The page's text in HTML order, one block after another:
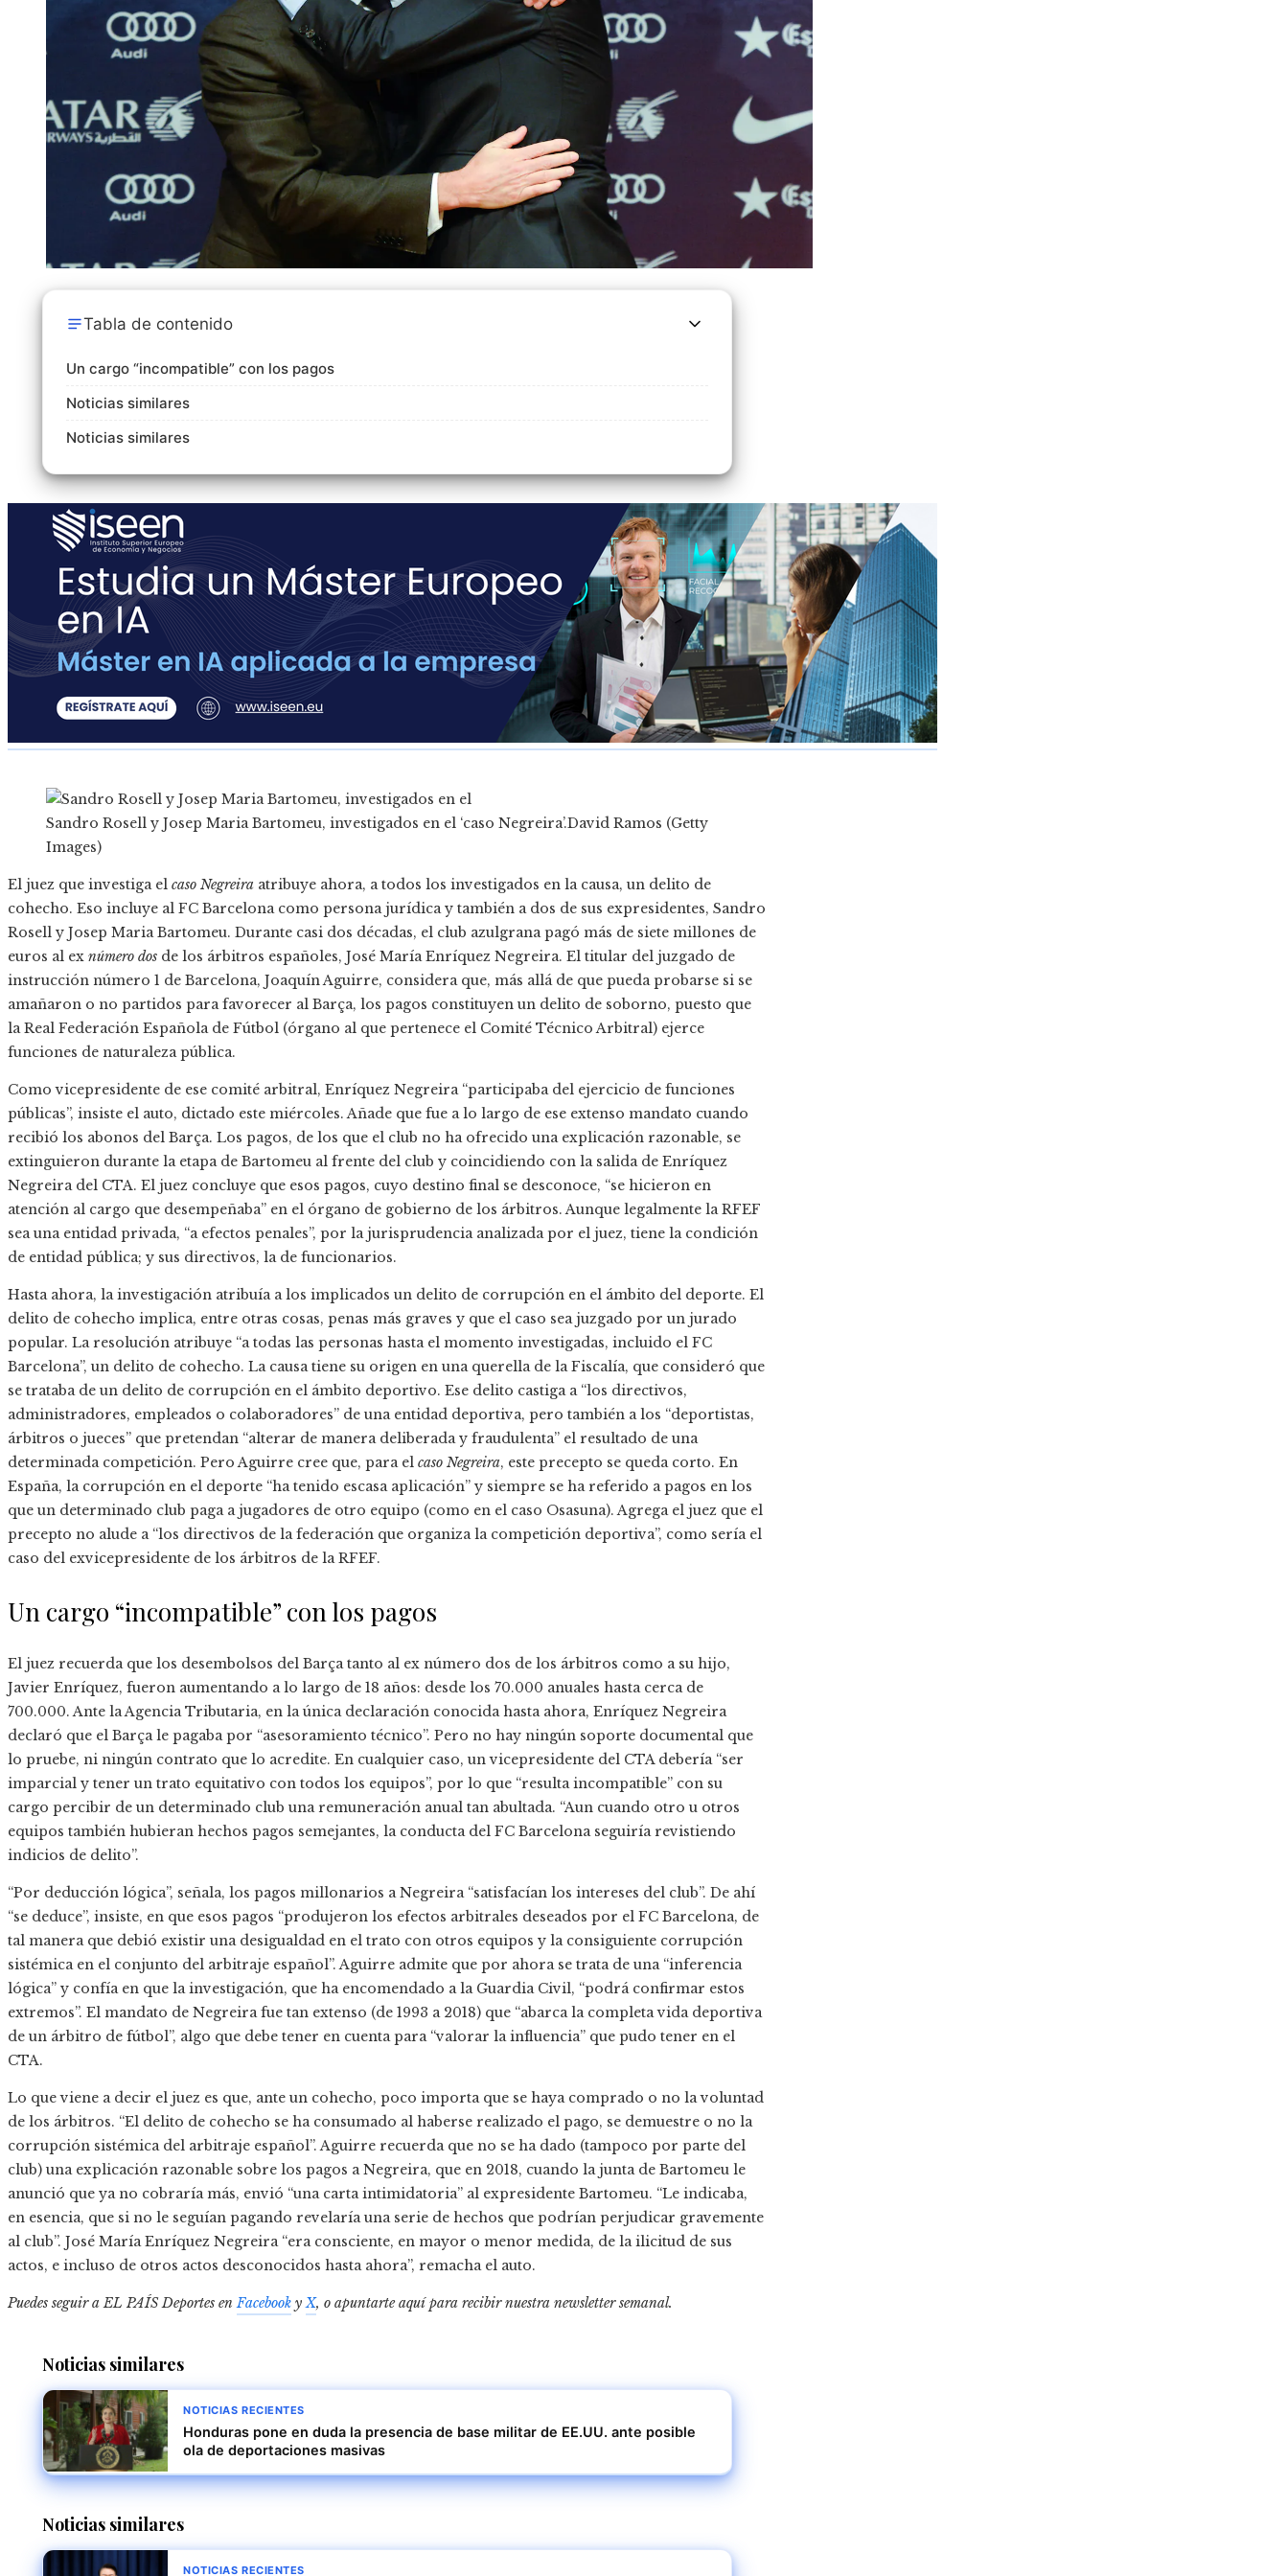
Tabla de contenido
Un cargo “incompatible” con los pagos
Noticias similares
Noticias similares
Sandro Rosell y Josep Maria Bartomeu, investigados en el ‘caso Negreira’.David Ramos (Getty
Images)
El juez que investiga el caso Negreira atribuye ahora, a todos los investigados en la causa, un delito de
cohecho. Eso incluye al FC Barcelona como persona jurídica y también a dos de sus expresidentes, Sandro
Rosell y Josep Maria Bartomeu. Durante casi dos décadas, el club azulgrana pagó más de siete millones de
euros al ex número dos de los árbitros españoles, José María Enríquez Negreira. El titular del juzgado de
instrucción número 1 de Barcelona, Joaquín Aguirre, considera que, más allá de que pueda probarse si se
amañaron o no partidos para favorecer al Barça, los pagos constituyen un delito de soborno, puesto que
la Real Federación Española de Fútbol (órgano al que pertenece el Comité Técnico Arbitral) ejerce
funciones de naturaleza pública.
Como vicepresidente de ese comité arbitral, Enríquez Negreira “participaba del ejercicio de funciones
públicas”, insiste el auto, dictado este miércoles. Añade que fue a lo largo de ese extenso mandato cuando
recibió los abonos del Barça. Los pagos, de los que el club no ha ofrecido una explicación razonable, se
extinguieron durante la etapa de Bartomeu al frente del club y coincidiendo con la salida de Enríquez
Negreira del CTA. El juez concluye que esos pagos, cuyo destino final se desconoce, “se hicieron en
atención al cargo que desempeñaba” en el órgano de gobierno de los árbitros. Aunque legalmente la RFEF
sea una entidad privada, “a efectos penales”, por la jurisprudencia analizada por el juez, tiene la condición
de entidad pública; y sus directivos, la de funcionarios.
Hasta ahora, la investigación atribuía a los implicados un delito de corrupción en el ámbito del deporte. El
delito de cohecho implica, entre otras cosas, penas más graves y que el caso sea juzgado por un jurado
popular. La resolución atribuye “a todas las personas hasta el momento investigadas, incluido el FC
Barcelona”, un delito de cohecho. La causa tiene su origen en una querella de la Fiscalía, que consideró que
se trataba de un delito de corrupción en el ámbito deportivo. Ese delito castiga a “los directivos,
administradores, empleados o colaboradores” de una entidad deportiva, pero también a los “deportistas,
árbitros o jueces” que pretendan “alterar de manera deliberada y fraudulenta” el resultado de una
determinada competición. Pero Aguirre cree que, para el caso Negreira, este precepto se queda corto. En
España, la corrupción en el deporte “ha tenido escasa aplicación” y siempre se ha referido a pagos en los
que un determinado club paga a jugadores de otro equipo (como en el caso Osasuna). Agrega el juez que el
precepto no alude a “los directivos de la federación que organiza la competición deportiva”, como sería el
caso del exvicepresidente de los árbitros de la RFEF.
Un cargo “incompatible” con los pagos
El juez recuerda que los desembolsos del Barça tanto al ex número dos de los árbitros como a su hijo,
Javier Enríquez, fueron aumentando a lo largo de 18 años: desde los 70.000 anuales hasta cerca de
700.000. Ante la Agencia Tributaria, en la única declaración conocida hasta ahora, Enríquez Negreira
declaró que el Barça le pagaba por “asesoramiento técnico”. Pero no hay ningún soporte documental que
lo pruebe, ni ningún contrato que lo acredite. En cualquier caso, un vicepresidente del CTA debería “ser
imparcial y tener un trato equitativo con todos los equipos”, por lo que “resulta incompatible” con su
cargo percibir de un determinado club una remuneración anual tan abultada. “Aun cuando otro u otros
equipos también hubieran hechos pagos semejantes, la conducta del FC Barcelona seguiría revistiendo
indicios de delito”.
“Por deducción lógica”, señala, los pagos millonarios a Negreira “satisfacían los intereses del club”. De ahí
“se deduce”, insiste, en que esos pagos “produjeron los efectos arbitrales deseados por el FC Barcelona, de
tal manera que debió existir una desigualdad en el trato con otros equipos y la consiguiente corrupción
sistémica en el conjunto del arbitraje español”. Aguirre admite que por ahora se trata de una “inferencia
lógica” y confía en que la investigación, que ha encomendado a la Guardia Civil, “podrá confirmar estos
extremos”. El mandato de Negreira fue tan extenso (de 1993 a 2018) que “abarca la completa vida deportiva
de un árbitro de fútbol”, algo que debe tener en cuenta para “valorar la influencia” que pudo tener en el
CTA.
Lo que viene a decir el juez es que, ante un cohecho, poco importa que se haya comprado o no la voluntad
de los árbitros. “El delito de cohecho se ha consumado al haberse realizado el pago, se demuestre o no la
corrupción sistémica del arbitraje español”. Aguirre recuerda que no se ha dado (tampoco por parte del
club) una explicación razonable sobre los pagos a Negreira, que en 2018, cuando la junta de Bartomeu le
anunció que ya no cobraría más, envió “una carta intimidatoria” al expresidente Bartomeu. “Le indicaba,
en esencia, que si no le seguían pagando revelaría una serie de hechos que podrían perjudicar gravemente
al club”. José María Enríquez Negreira “era consciente, en mayor o menor medida, de la ilicitud de sus
actos, e incluso de otros actos desconocidos hasta ahora”, remacha el auto.
Puedes seguir a EL PAÍS Deportes enFacebook yX, o apuntarte aquí para recibirnuestra newsletter semanal.
Noticias similares
NOTICIAS RECIENTES
Honduras pone en duda la presencia de base militar de EE.UU. ante posible
ola de deportaciones masivas
Noticias similares
NOTICIAS RECIENTES